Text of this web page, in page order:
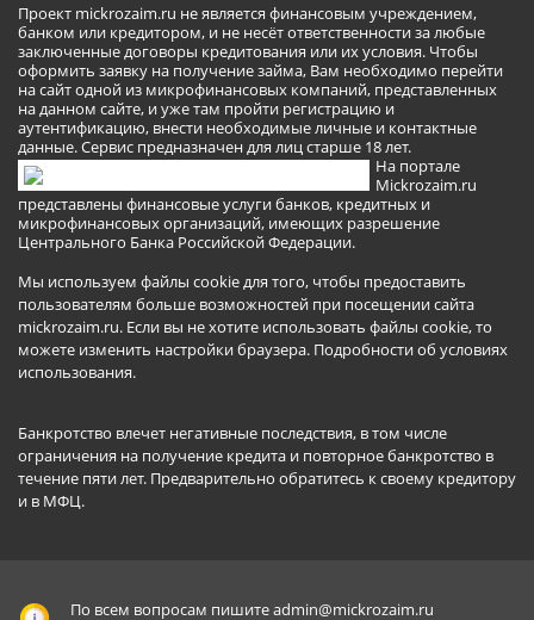
Проект mickrozaim.ru не является финансовым учреждением,
банком или кредитором, и не несёт ответственности за любые
заключенные договоры кредитования или их условия. Чтобы
оформить заявку на получение займа, Вам необходимо перейти
на сайт одной из микрофинансовых компаний, представленных
на данном сайте, и уже там пройти регистрацию и
аутентификацию, внести необходимые личные и контактные
данные. Сервис предназначен для лиц старше 18 лет.
На портале
Mickrozaim.ru
представлены финансовые услуги банков, кредитных и
микрофинансовых организаций, имеющих разрешение
Центрального Банка Российской Федерации.
Мы используем файлы cookie для того, чтобы предоставить
пользователям больше возможностей при посещении сайта
mickrozaim.ru. Если вы не хотите использовать файлы cookie, то
можете изменить настройки браузера. Подробности об условиях
использования.
Банкротство влечет негативные последствия, в том числе
ограничения на получение кредита и повторное банкротство в
течение пяти лет. Предварительно обратитесь к своему кредитору
и в МФЦ.
По всем вопросам пишитеadmin@mickrozaim.ru